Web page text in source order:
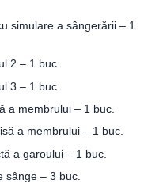
simulare a sângerării – 1
2 – 1 buc.
3 – 1 buc.
a membrului – 1 buc.
a membrului – 1 buc.
a garoului – 1 buc.
sânge – 3 buc.